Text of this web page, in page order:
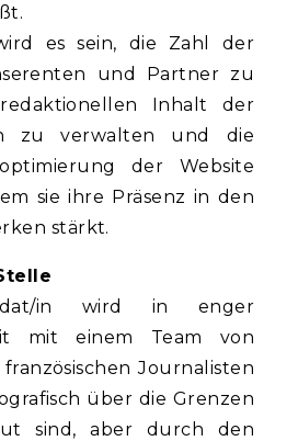
es sein, die Zahl der
und Partner zu
Inhalt der
zu verwalten und die
der Website
sie ihre Präsenz in den
stärkt.
in wird in enger
mit einem Team von
Journalisten
über die Grenzen
sind, aber durch den